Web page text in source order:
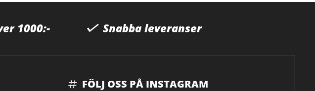
1000:- Snabba leveranser
FÖLJ OSS PÅ INSTAGRAM